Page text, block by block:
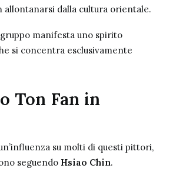
allontanarsi dalla cultura orientale.
manifesta uno spirito
si concentra esclusivamente
Ton Fan in
su molti di questi pittori,
seguendo Hsiao Chin.